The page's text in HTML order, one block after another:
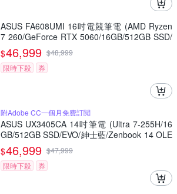
ASUS FA608UMI 16吋電競筆電 (AMD Ryzen
7 260/GeForce RTX 5060/16GB/512GB SSD/
御鐵灰/TUF Gaming A16)
$46,999 $48,999
限時下殺
券
附Adobe CC一個月免費訂閱
ASUS UX3405CA 14吋筆電 (Ultra 7-255H/16
GB/512GB SSD/EVO/紳士藍/Zenbook 14 OLE
D)
$46,999 $47,999
限時下殺
券